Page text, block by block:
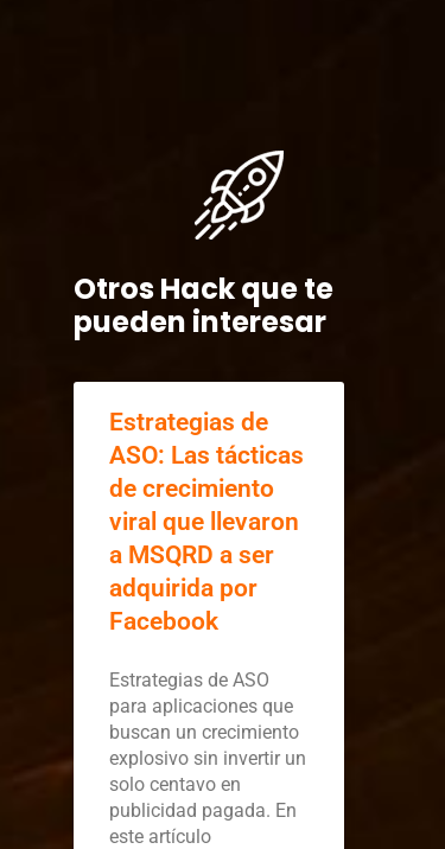
Otros Hack que te
pueden interesar
Estrategias de
ASO: Las tácticas
de crecimiento
viral que llevaron
a MSQRD a ser
adquirida por
Facebook
Estrategias de ASO
para aplicaciones que
buscan un crecimiento
explosivo sin invertir un
solo centavo en
publicidad pagada. En
este artículo